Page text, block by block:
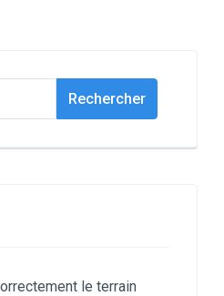
Rechercher
le terrain